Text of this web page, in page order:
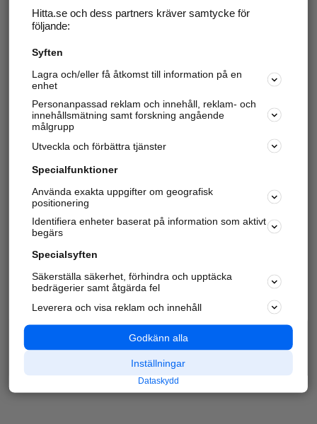
Hitta.se och dess partners kräver samtycke för
följande:
Syften
Lagra och/eller få åtkomst till information på en
enhet
Personanpassad reklam och innehåll, reklam- och
innehållsmätning samt forskning angående
målgrupp
Utveckla och förbättra tjänster
Specialfunktioner
Använda exakta uppgifter om geografisk
positionering
Identifiera enheter baserat på information som aktivt
begärs
Specialsyften
Säkerställa säkerhet, förhindra och upptäcka
bedrägerier samt åtgärda fel
Leverera och visa reklam och innehåll
Godkänn alla
Inställningar
Dataskydd